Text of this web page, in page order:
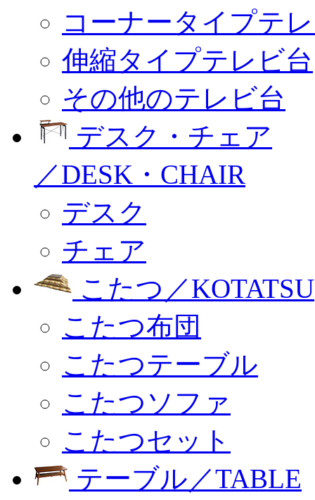
コーナータイプテ
伸縮タイプテレビ台
その他のテレビ台
デスク・チェア
／DESK・CHAIR
デスク
チェア
こたつ／KOTATSU
こたつ布団
こたつテーブル
こたつソファ
こたつセット
テーブル／TABLE